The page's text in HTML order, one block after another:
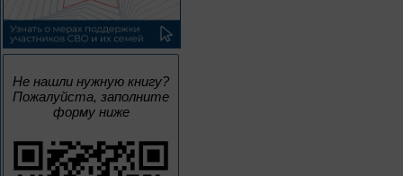
Не нашли нужную книгу?
Пожалуйста, заполните
форму ниже